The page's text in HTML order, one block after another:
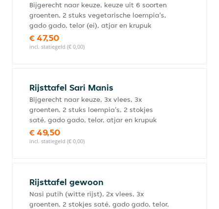
Bijgerecht naar keuze, keuze uit 6 soorten
groenten, 2 stuks vegetarische loempia's,
gado gado, telor (ei), atjar en krupuk
€ 47,50
incl. statiegeld (€ 0,00)
Rijsttafel Sari Manis
Bijgerecht naar keuze, 3x vlees, 3x
groenten, 2 stuks loempia's, 2 stokjes
saté, gado gado, telor, atjar en krupuk
€ 49,50
incl. statiegeld (€ 0,00)
Rijsttafel gewoon
Nasi putih (witte rijst), 2x vlees, 3x
groenten, 2 stokjes saté, gado gado, telor,